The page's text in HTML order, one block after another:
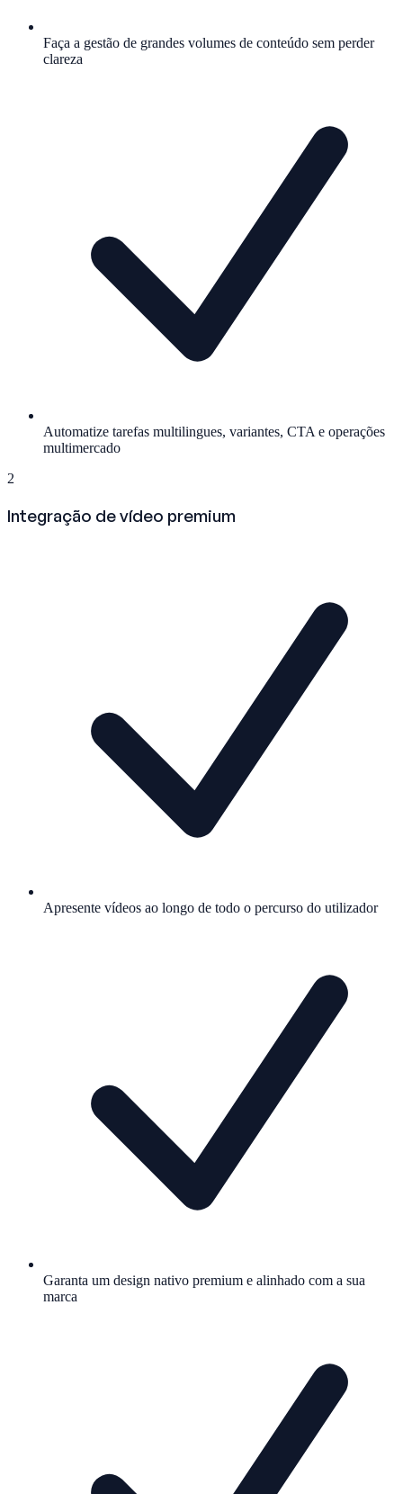
Faça a gestão de grandes volumes de conteúdo sem perder
clareza
Automatize tarefas multilingues, variantes, CTA e operações
multimercado
2
Integração de vídeo premium
Apresente vídeos ao longo de todo o percurso do utilizador
Garanta um design nativo premium e alinhado com a sua
marca